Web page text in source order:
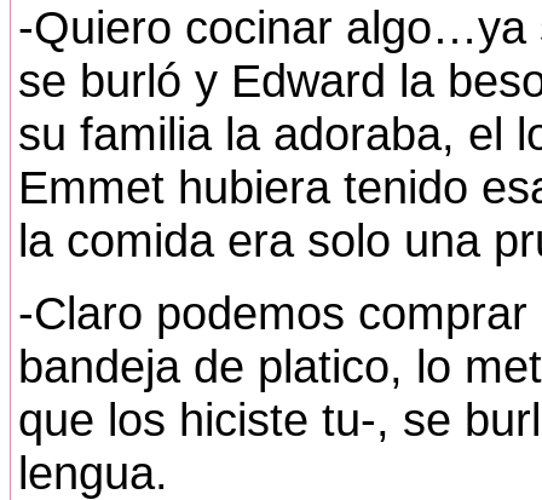
-Quiero cocinar algo…ya
se burló y Edward la
su familia la adoraba, el
Emmet hubiera tenido
la comida era solo una
-Claro podemos
bandeja de platico, lo
que los hiciste tu-, se
lengua.